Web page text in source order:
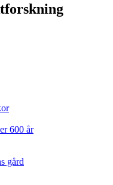
600 år
gård